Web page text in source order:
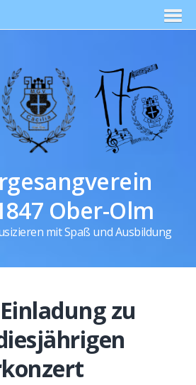
Ober-Olm
mit Spaß und Ausbildung
zu